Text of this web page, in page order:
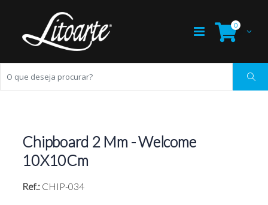
0
Chipboard 2 Mm - Welcome
10X10Cm
Ref.: CHIP-034